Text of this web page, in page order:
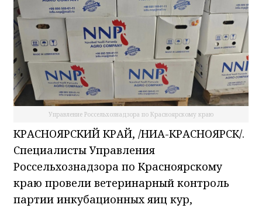
Управление Россельхознадзора по Красноярскому краю
КРАСНОЯРСКИЙ КРАЙ, /НИА-КРАСНОЯРСК/.
Специалисты Управления
Россельхознадзора по Красноярскому
краю провели ветеринарный контроль
партии инкубационных яиц кур,